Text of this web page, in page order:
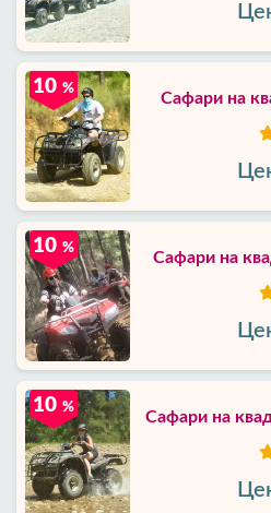
Сафари на
10 %
Сафари на
10 %
Сафари на
10 %